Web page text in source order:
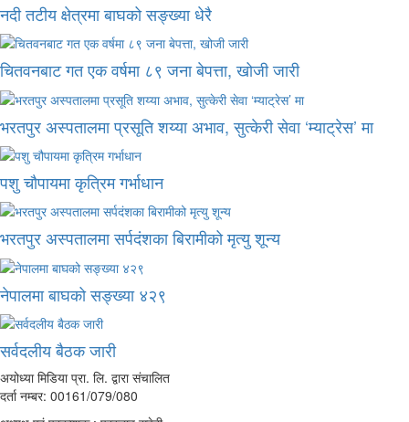
नदी तटीय क्षेत्रमा बाघको सङ्ख्या धेरै
चितवनबाट गत एक वर्षमा ८९ जना बेपत्ता, खोजी जारी
भरतपुर अस्पतालमा प्रसूति शय्या अभाव, सुत्केरी सेवा ‘म्याट्रेस’ मा
पशु चौपायमा कृत्रिम गर्भाधान
भरतपुर अस्पतालमा सर्पदंशका बिरामीको मृत्यु शून्य
नेपालमा बाघको सङ्ख्या ४२९
सर्वदलीय बैठक जारी
अयोध्या मिडिया प्रा. लि. द्वारा संचालित
दर्ता नम्बर: 00161/079/080